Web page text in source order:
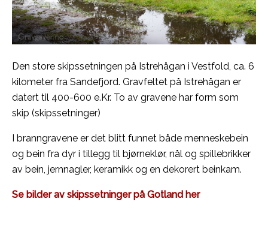
Den store skipssetningen på Istrehågan i Vestfold, ca. 6
kilometer fra Sandefjord. Gravfeltet på Istrehågan er
datert til 400-600 e.Kr. To av gravene har form som
skip (skipssetninger)
I branngravene er det blitt funnet både menneskebein
og bein fra dyr i tillegg til bjørneklør, nål og spillebrikker
av bein, jernnagler, keramikk og en dekorert beinkam.
Se bilder av skipssetninger på Gotland her